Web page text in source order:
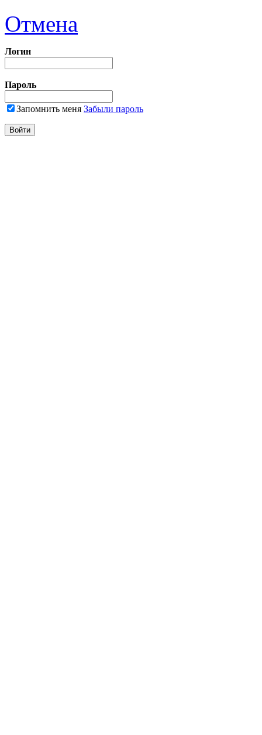
Отмена
Логин
Пароль
Запомнить меня Забыли пароль